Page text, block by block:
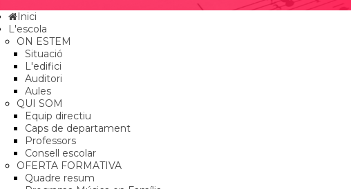
Inici
L'escola
ON ESTEM
Situació
L'edifici
Auditori
Aules
QUI SOM
Equip directiu
Caps de departament
Professors
Consell escolar
OFERTA FORMATIVA
Quadre resum